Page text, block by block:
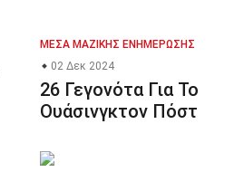
ΜΈΣΑ ΜΑΖΙΚΉΣ ΕΝΗΜΈΡΩΣΗΣ
02 Δεκ 2024
26 Γεγονότα Για Το
Ουάσινγκτον Πόστ